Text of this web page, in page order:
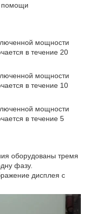
помощи
мощности
в течение 20
мощности
в течение 10
мощности
в течение 5
оборудованы тремя
фазу.
дисплея с